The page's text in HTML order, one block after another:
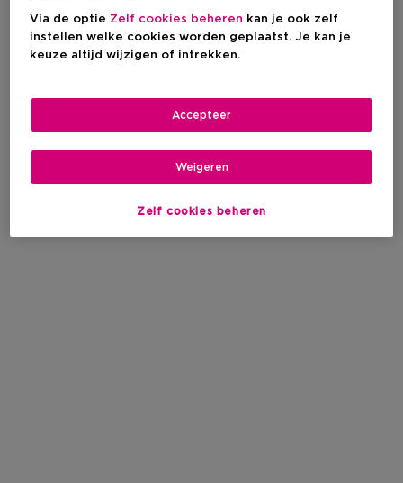
Via de optie Zelf cookies beheren kan je ook zelf
instellen welke cookies worden geplaatst. Je kan je
keuze altijd wijzigen of intrekken.
Zelf cookies beheren
Weigeren
Accepteer